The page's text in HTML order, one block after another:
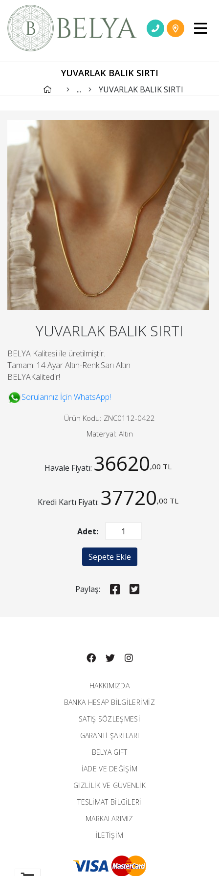
YUVARLAK BALIK SIRTI
... YUVARLAK BALIK SIRTI
YUVARLAK BALIK SIRTI
BELYA Kalitesi ile üretilmiştir.
Tamamı 14 Ayar Altın-Renk:Sarı Altın
BELYAKalitedir!
Sorularınız İçin WhatsApp!
Ürün Kodu: ZNC0112-0422
Materyal: Altın
Havale Fiyatı: 36620,00 TL
Kredi Kartı Fiyatı: 37720,00 TL
Adet:
Sepete Ekle
Paylaş:
HAKKIMIZDA
BANKA HESAP BILGILERIMIZ
SATIŞ SÖZLEŞMESİ
GARANTI ŞARTLARI
BELYA GIFT
İADE VE DEĞİŞİM
GİZLİLİK VE GÜVENLİK
TESLİMAT BİLGİLERİ
MARKALARIMIZ
İLETIŞIM